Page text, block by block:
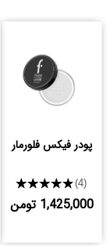
پودر فیکس فلورمار
★★★★★(4)
1,425,000 تومن